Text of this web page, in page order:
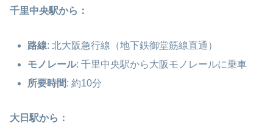
千里中央駅から：
路線: 北大阪急行線（地下鉄御堂筋線直通）
モノレール: 千里中央駅から大阪モノレールに乗車
所要時間: 約10分
大日駅から：